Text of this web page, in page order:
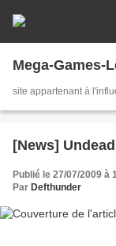
Mega-Games-
site appartenant à
[News]
Publié le 27/07/2009 à
Par Defthunder